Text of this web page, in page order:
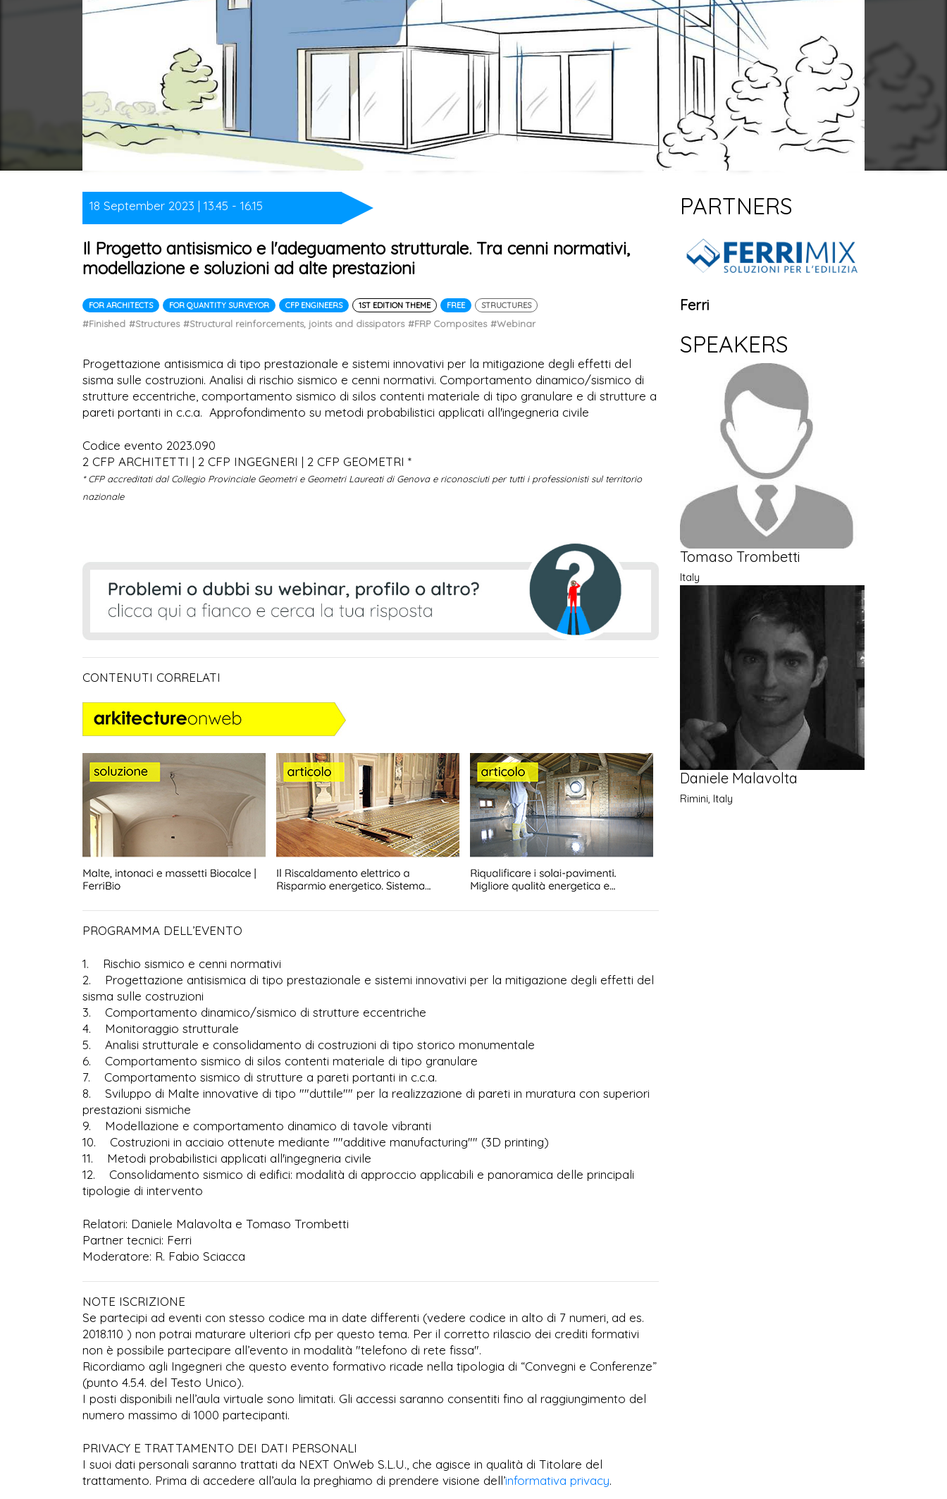
18 September 2023 | 13.45 - 16.15
Il Progetto antisismico e l'adeguamento strutturale. Tra cenni normativi,
modellazione e soluzioni ad alte prestazioni
FOR ARCHITECTS FOR QUANTITY SURVEYOR CFP ENGINEERS 1ST EDITION THEME FREE STRUCTURES
#Finished #Structures #Structural reinforcements, joints and dissipators #FRP Composites #Webinar
Progettazione antisismica di tipo prestazionale e sistemi innovativi per la mitigazione degli effetti del
sisma sulle costruzioni. Analisi di rischio sismico e cenni normativi. Comportamento dinamico/sismico di
strutture eccentriche, comportamento sismico di silos contenti materiale di tipo granulare e di strutture a
pareti portanti in c.c.a. Approfondimento su metodi probabilistici applicati all'ingegneria civile
Codice evento 2023.090
2 CFP ARCHITETTI | 2 CFP INGEGNERI | 2 CFP GEOMETRI *
* CFP accreditati dal Collegio Provinciale Geometri e Geometri Laureati di Genova e riconosciuti per tutti i professionisti sul territorio
nazionale
CONTENUTI CORRELATI
PROGRAMMA DELL’EVENTO
1. Rischio sismico e cenni normativi
2. Progettazione antisismica di tipo prestazionale e sistemi innovativi per la mitigazione degli effetti del
sisma sulle costruzioni
3. Comportamento dinamico/sismico di strutture eccentriche
4. Monitoraggio strutturale
5. Analisi strutturale e consolidamento di costruzioni di tipo storico monumentale
6. Comportamento sismico di silos contenti materiale di tipo granulare
7. Comportamento sismico di strutture a pareti portanti in c.c.a.
8. Sviluppo di Malte innovative di tipo ""duttile"" per la realizzazione di pareti in muratura con superiori
prestazioni sismiche
9. Modellazione e comportamento dinamico di tavole vibranti
10. Costruzioni in acciaio ottenute mediante ""additive manufacturing"" (3D printing)
11. Metodi probabilistici applicati all'ingegneria civile
12. Consolidamento sismico di edifici: modalità di approccio applicabili e panoramica delle principali
tipologie di intervento
Relatori: Daniele Malavolta e Tomaso Trombetti
Partner tecnici: Ferri
Moderatore: R. Fabio Sciacca
NOTE ISCRIZIONE
Se partecipi ad eventi con stesso codice ma in date differenti (vedere codice in alto di 7 numeri, ad es.
2018.110 ) non potrai maturare ulteriori cfp per questo tema. Per il corretto rilascio dei crediti formativi
non è possibile partecipare all’evento in modalità "telefono di rete fissa".
Ricordiamo agli Ingegneri che questo evento formativo ricade nella tipologia di “Convegni e Conferenze”
(punto 4.5.4. del Testo Unico).
I posti disponibili nell’aula virtuale sono limitati. Gli accessi saranno consentiti fino al raggiungimento del
numero massimo di 1000 partecipanti.
PRIVACY E TRATTAMENTO DEI DATI PERSONALI
I suoi dati personali saranno trattati da NEXT OnWeb S.L.U., che agisce in qualità di Titolare del
trattamento. Prima di accedere all’aula la preghiamo di prendere visione dell’informativa privacy.
PARTNERS
Ferri
SPEAKERS
Tomaso Trombetti
Italy
Daniele Malavolta
Rimini, Italy